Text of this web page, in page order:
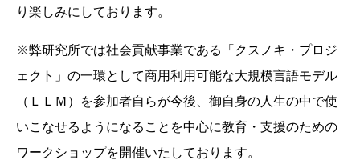
り楽しみにしております。
※弊研究所では社会貢献事業である「クスノキ・プロジ
ェクト」の一環として商用利用可能な大規模言語モデル
（ＬＬＭ）を参加者自らが今後、御自身の人生の中で使
いこなせるようになることを中心に教育・支援のための
ワークショップを開催いたしております。